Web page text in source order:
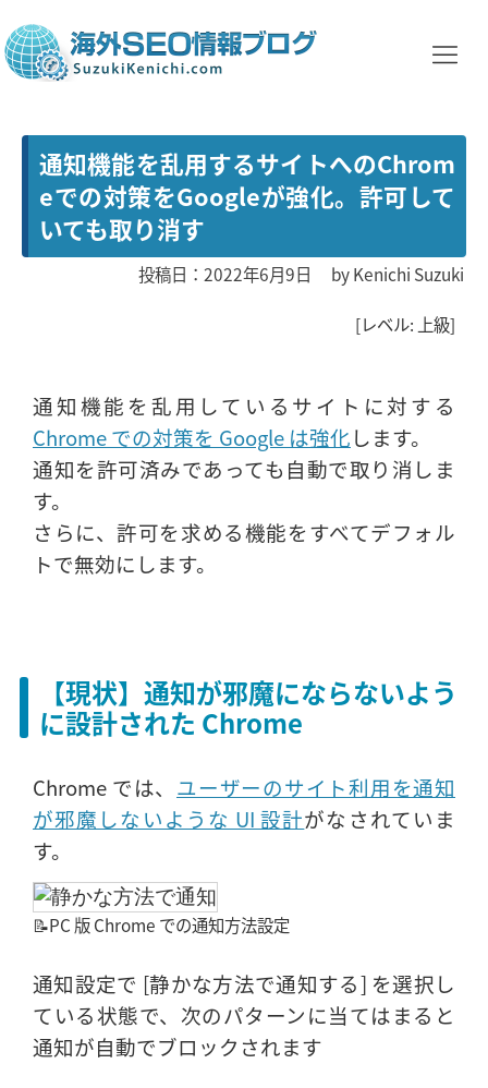
通知機能を乱用するサイトへのChrom
eでの対策をGoogleが強化。許可して
いても取り消す
投稿日：2022年6月9日 byKenichi Suzuki
[レベル: 上級]
通知機能を乱用しているサイトに対する
Chrome での対策を Google は強化します。
通知を許可済みであっても自動で取り消しま
す。
さらに、許可を求める機能をすべてデフォル
トで無効にします。
【現状】通知が邪魔にならないよう
に設計された Chrome
Chrome では、 ユーザーのサイト利用を通知
が邪魔しないような UI 設計がなされていま
す。
📝PC 版 Chrome での通知方法設定
通知設定で [静かな方法で通知する] を選択し
ている状態で、次のパターンに当てはまると
通知が自動でブロックされます